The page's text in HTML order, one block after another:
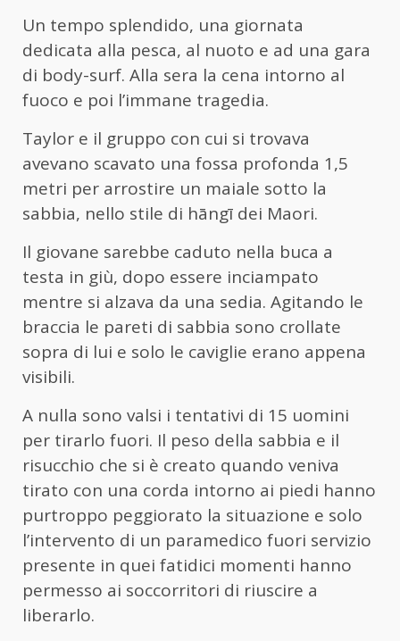
Un tempo splendido, una giornata
dedicata alla pesca, al nuoto e ad una gara
di body-surf. Alla sera la cena intorno al
fuoco e poi l’immane tragedia.
Taylor e il gruppo con cui si trovava
avevano scavato una fossa profonda 1,5
metri per arrostire un maiale sotto la
sabbia, nello stile di hāngī dei Maori.
Il giovane sarebbe caduto nella buca a
testa in giù, dopo essere inciampato
mentre si alzava da una sedia. Agitando le
braccia le pareti di sabbia sono crollate
sopra di lui e solo le caviglie erano appena
visibili.
A nulla sono valsi i tentativi di 15 uomini
per tirarlo fuori. Il peso della sabbia e il
risucchio che si è creato quando veniva
tirato con una corda intorno ai piedi hanno
purtroppo peggiorato la situazione e solo
l’intervento di un paramedico fuori servizio
presente in quei fatidici momenti hanno
permesso ai soccorritori di riuscire a
liberarlo.